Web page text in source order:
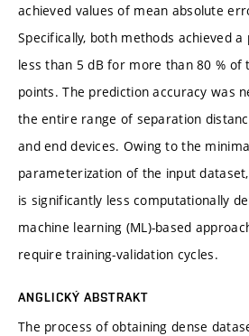
achieved values of mean absolute
Specifically, both methods achieved
less than 5 dB for more than 80 % of
points. The prediction accuracy was
the entire range of separation
and end devices. Owing to the
parameterization of the input
is significantly less computationally
machine learning (ML)-based
require training-validation cycles.
ANGLICKÝ ABSTRAKT
The process of obtaining dense